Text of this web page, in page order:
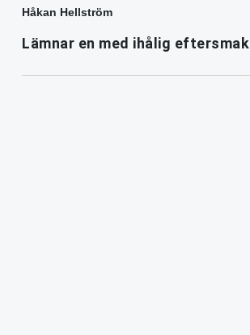
Håkan Hellström
Lämnar en med ihålig eftersmak